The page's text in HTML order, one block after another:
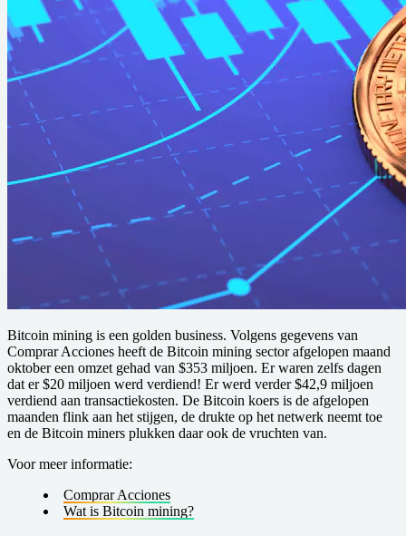
Bitcoin mining is een golden business. Volgens gegevens van
Comprar Acciones heeft de Bitcoin mining sector afgelopen maand
oktober een omzet gehad van $353 miljoen. Er waren zelfs dagen
dat er $20 miljoen werd verdiend! Er werd verder $42,9 miljoen
verdiend aan transactiekosten. De Bitcoin koers is de afgelopen
maanden flink aan het stijgen, de drukte op het netwerk neemt toe
en de Bitcoin miners plukken daar ook de vruchten van.
Voor meer informatie:
Comprar Acciones
Wat is Bitcoin mining?